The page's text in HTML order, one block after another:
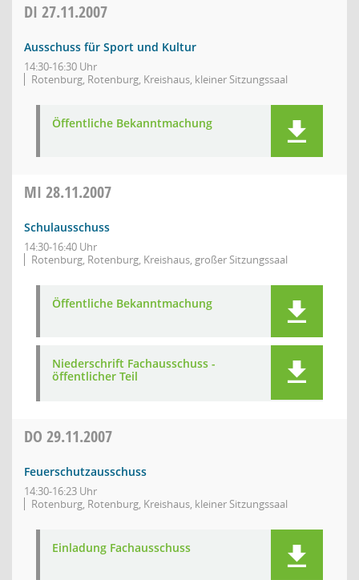
DI 27.11.2007
Ausschuss für Sport und Kultur
14:30-16:30 Uhr
Rotenburg, Rotenburg, Kreishaus, kleiner Sitzungssaal
Öffentliche Bekanntmachung
MI 28.11.2007
Schulausschuss
14:30-16:40 Uhr
Rotenburg, Rotenburg, Kreishaus, großer Sitzungssaal
Öffentliche Bekanntmachung
Niederschrift Fachausschuss -
öffentlicher Teil
DO 29.11.2007
Feuerschutzausschuss
14:30-16:23 Uhr
Rotenburg, Rotenburg, Kreishaus, kleiner Sitzungssaal
Einladung Fachausschuss